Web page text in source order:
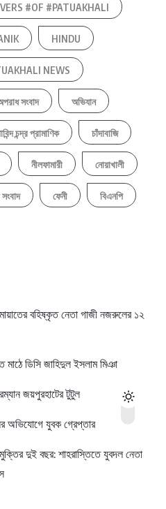
#OF #PATUAKHALI
HINDU
NEWS
সংবাদ অভিযান
চন্দ্র প্রামাণিক চাঁদাবাজি
নীলফামারী নোয়াখালী
ফেনী বিএনপি
বহিষ্কৃত নেতা গাজী নজরুলের ১২
মাঠে ডিসি জাহিদুল ইসলাম মিঞা
জয়পুরহাটের টুটুল
অভিযোগে যুবক গ্রেপ্তার
দুই বছর: শাহরাস্তিতে যুবদল নেতা